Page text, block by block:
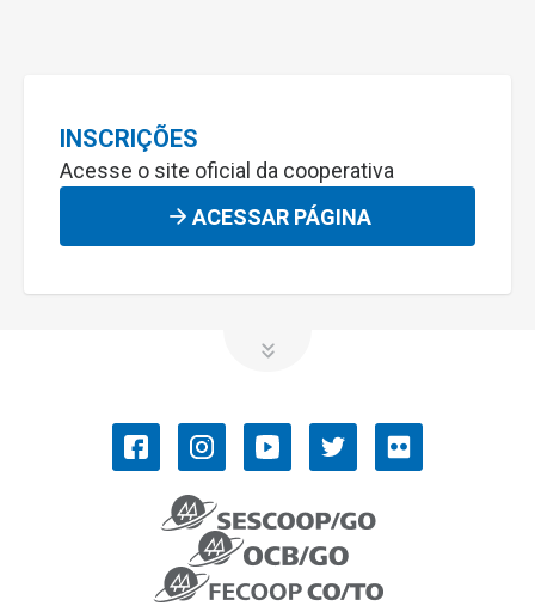
INSCRIÇÕES
Acesse o site oficial da cooperativa
ACESSAR PÁGINA
Convenções Coletivas de Trabalho
COOPERATIVISMO
História do Cooperativismo
NOSSOS SERVIÇOS